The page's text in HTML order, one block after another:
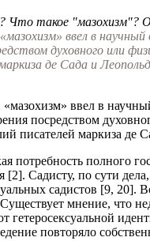
Что такое "мазохизм"?
ввел в
духовного или
де Сада и
ввел в
посредством
писателей маркиза де
потребность полного
Садисту, по сути
садистов [9, 20].
мнение, что
гетеросексуальной
повторяло